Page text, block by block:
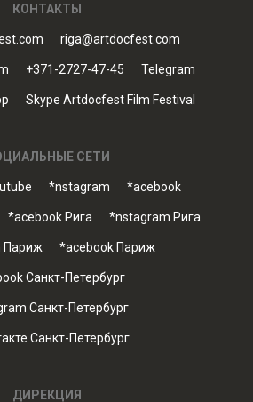
КОНТАКТЫ
riga@artdocfest.com
+371-2727-47-45 Telegram
Skype Artdocfest Film Festival
СЕТИ
*nstagram *acebook
*acebook Рига *nstagram Рига
Париж *acebook Париж
Санкт-Петербург
Санкт-Петербург
Санкт-Петербург
ДИРЕКЦИЯ